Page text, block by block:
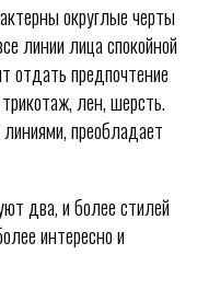
округлые черты
линии лица спокойной
отдать предпочтение
лен, шерсть.
преобладает
два, и более стилей
интересно и